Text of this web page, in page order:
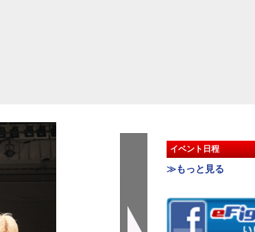
イベント日程
≫もっと見る